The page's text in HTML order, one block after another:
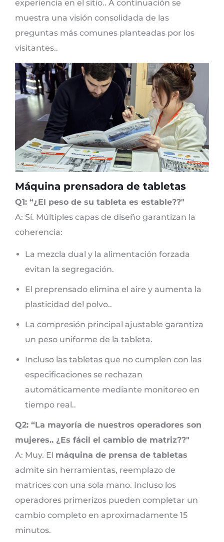
experiencia en el sitio.. A continuación se
muestra una visión consolidada de las
preguntas más comunes planteadas por los
visitantes..
Máquina prensadora de tabletas
Q1: “¿El peso de su tableta es estable??"
A: Sí. Múltiples capas de diseño garantizan la
coherencia:
La mezcla dual y la alimentación forzada
evitan la segregación.
El preprensado elimina el aire y aumenta la
plasticidad del polvo..
La compresión principal ajustable garantiza
un peso uniforme de la tableta.
Incluso las tabletas que no cumplen con las
especificaciones se rechazan
automáticamente mediante monitoreo en
tiempo real..
Q2: “La mayoría de nuestros operadores son
mujeres.. ¿Es fácil el cambio de matriz??"
A: Muy. El máquina de prensa de tabletas
admite sin herramientas, reemplazo de
matrices con una sola mano. Incluso los
operadores primerizos pueden completar un
cambio completo en aproximadamente 15
minutos.